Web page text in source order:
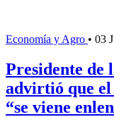
Economía y Agro • 03
Presidente de
advirtió que
“se viene